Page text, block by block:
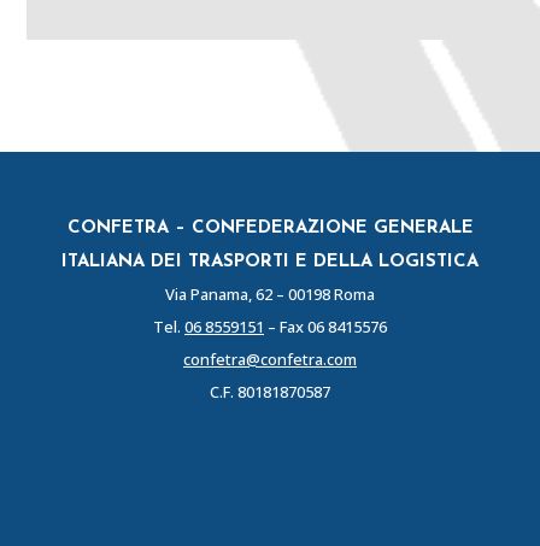
CONFETRA – CONFEDERAZIONE GENERALE
ITALIANA DEI TRASPORTI E DELLA LOGISTICA
Via Panama, 62 – 00198 Roma
Tel. 06 8559151 – Fax 06 8415576
confetra@confetra.com
C.F. 80181870587